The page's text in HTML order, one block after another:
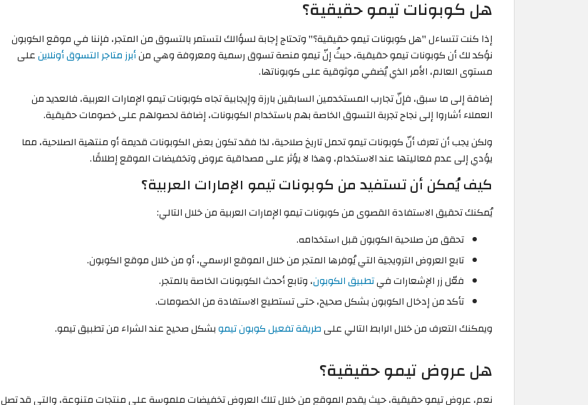
هل كوبونات تيمو حقيقية؟
إذا كنت تتساءل "هل كوبونات تيمو حقيقية؟" وتحتاج إجابة لسؤالك لتستمر بالتسوق من المتجر، فإننا في موقع الكوبون
نؤكد لك أن كوبونات تيمو حقيقية، حيثُ إنّ تيمو منصة تسوق رسمية ومعروفة وهي منأبرز متاجر التسوق أونلاينعلى
مستوى العالم، الأمر الذي يُضفي موثوقية على كوبوناتها.
إضافة إلى ما سبق، فإنّ تجارب المستخدمين السابقين بارزة وإيجابية تجاه كوبونات تيمو الإمارات العربية، فالعديد من
العملاء أشاروا إلى نجاح تجربة التسوق الخاصة بهم باستخدام الكوبونات، إضافة لحصولهم على خصومات حقيقية.
ولكن يجب أن تعرف أنّ كوبونات تيمو تحمل تاريخ صلاحية، لذا فقد تكون بعض الكوبونات قديمة أو منتهية الصلاحية، مما
يؤدي إلى عدم فعاليتها عند الاستخدام، وهذا لا يؤثر على مصداقية عروض وتخفيضات الموقع إطلاقًا.
كيف يُمكن أن تستفيد من كوبونات تيمو الإمارات العربية؟
يُمكنك تحقيق الاستفادة القصوى من كوبونات تيمو الإمارات العربية من خلال التالي:
تحقق من صلاحية الكوبون قبل استخدامه.
تابع العروض الترويجية التي يُوفرها المتجر من خلال الموقع الرسمي، أو من خلال موقع الكوبون.
فعّل زر الإشعارات فيتطبيق الكوبون، وتابع أحدث الكوبونات الخاصة بالمتجر.
تأكد من إدخال الكوبون بشكل صحيح، حتى تستطيع الاستفادة من الخصومات.
ويمكنك التعرف من خلال الرابط التالي علىطريقة تفعيل كوبون تيموبشكل صحيح عند الشراء من تطبيق تيمو.
هل عروض تيمو حقيقية؟
نعم، عروض تيمو حقيقية، حيث يقدم الموقع من خلال تلك العروض تخفيضات ملموسة على منتجات متنوعة، والتي قد تصل